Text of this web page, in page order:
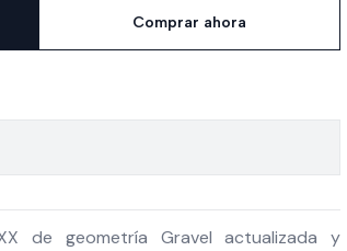
Comprar ahora
de geometría Gravel actualizada y